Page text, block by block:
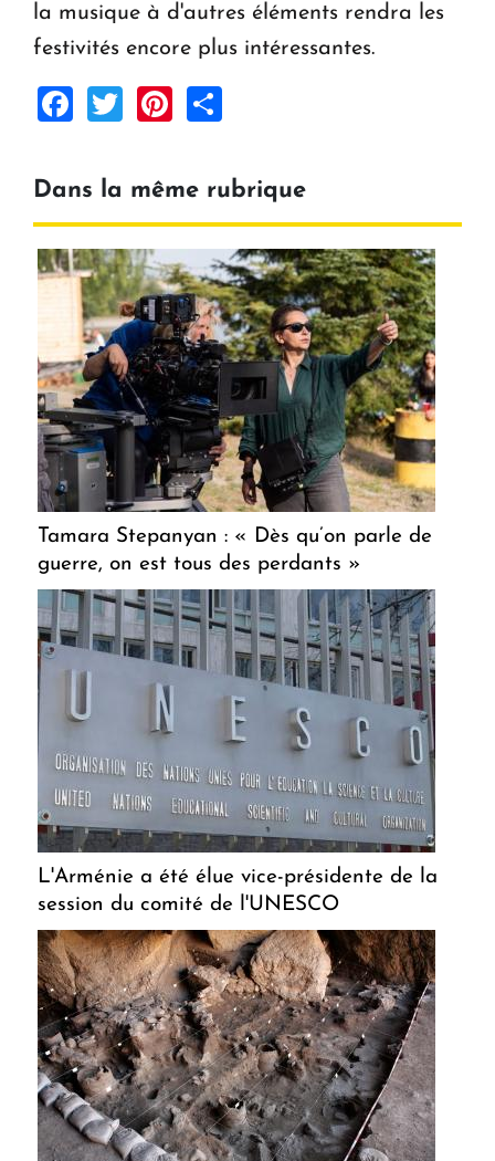
la musique à d'autres éléments rendra les
festivités encore plus intéressantes.
Facebook
TwitterPinterest
Dans la même rubrique
Tamara Stepanyan : « Dès qu’on parle de
guerre, on est tous des perdants »
L'Arménie a été élue vice-présidente de la
session du comité de l'UNESCO